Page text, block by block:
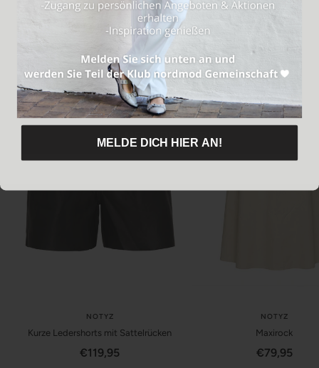
Das könnte dir auch gefallen
NOTYZ
Kurze Ledershorts mit Sattelrücken
Angebotspreis
€119,95
NOTYZ
Maxirock
€79,95
TILMELD DIG HER!
MELDE DICH HIER AN!